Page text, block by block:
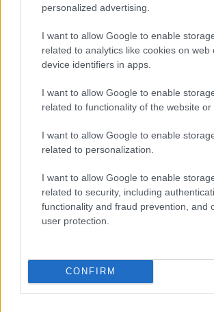
personalized advertising.
I want to allow Google to enable
related to analytics like cookies on web
device identifiers in apps.
I want to allow Google to enable
related to functionality of the website or
I want to allow Google to enable
related to personalization.
I want to allow Google to enable
related to security, including
functionality and fraud prevention, and
user protection.
CONFIRM
Señala una noticia
Síguenos en Facebook
Actualidad.es es la gran fuente de información
su ciudad.
Para señalar a la redacción de cualquier error en
la retirada del material que atenta contra los
Copyright © 2024 | Actualidad.es - Publicado en
- Numero REA 2729933 - Todos los
Contacto-Politica de cookies- Política de
Procesamiento de datos
Italia